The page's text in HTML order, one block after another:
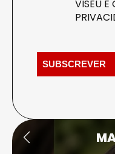
VISEU E